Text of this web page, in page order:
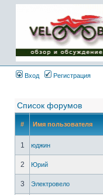
Имя пользователя:
Пароль:
{ LOG_ME_IN_SHORT
}
Вход
Регистрация
Список форумов
# Имя пользователя
1 юджин
2
Юрий
3
Электровело